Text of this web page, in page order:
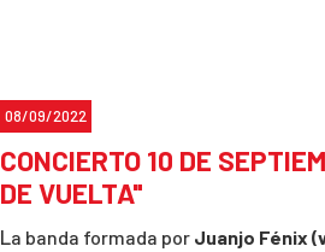
08/09/2022
CONCIERTO 10 DE
DE VUELTA"
L a banda formada por Juanjo Fénix